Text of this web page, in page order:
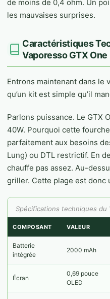
de moins de 0,4 ohm. Un
les mauvaises surprises.
Caractéristiques
Vaporesso GTX
Entrons maintenant dans le
qu’un kit est simple qu’il
Parlons puissance. Le GTX
40W. Pourquoi cette
parfaitement aux besoins
Lung) ou DTL restrictif. En
chauffe pas assez. Au-
griller. Cette plage est donc
Spécifications techniques du
COMPOSANT VALEUR
Batterie
intégrée
2000 mAh
Écran
0,69 pouce
OLED